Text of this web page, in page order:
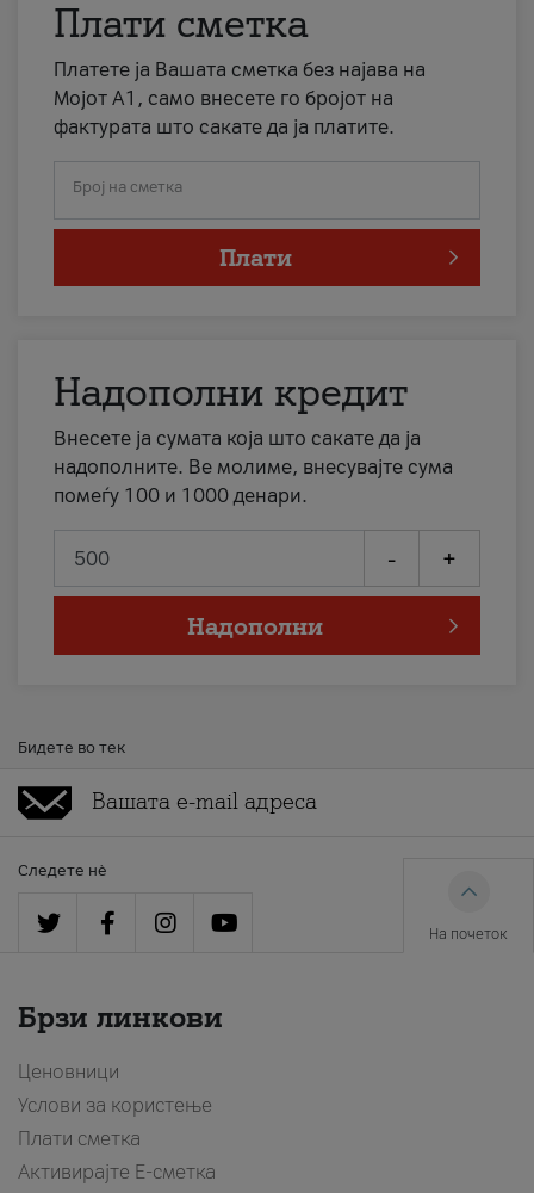
Плати сметка
Платете ја Вашата сметка без најава на
Мојот А1, само внесете го бројот на
фактурата што сакате да ја платите.
Број на сметка
Плати
Надополни кредит
Внесете ја сумата која што сакате да ја
надополните. Ве молиме, внесувајте сума
помеѓу 100 и 1000 денари.
- +
Надополни
Бидете во тек
Следете нè
На почеток
Брзи линкови
Ценовници
Услови за користење
Плати сметка
Активирајте Е-сметка